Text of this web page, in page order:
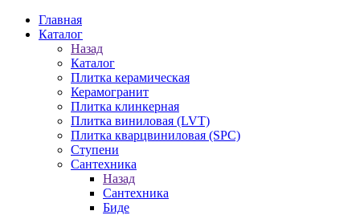
Главная
Каталог
Назад
Каталог
Плитка керамическая
Керамогранит
Плитка клинкерная
Плитка виниловая (LVT)
Плитка кварцвиниловая (SPC)
Ступени
Сантехника
Назад
Сантехника
Биде